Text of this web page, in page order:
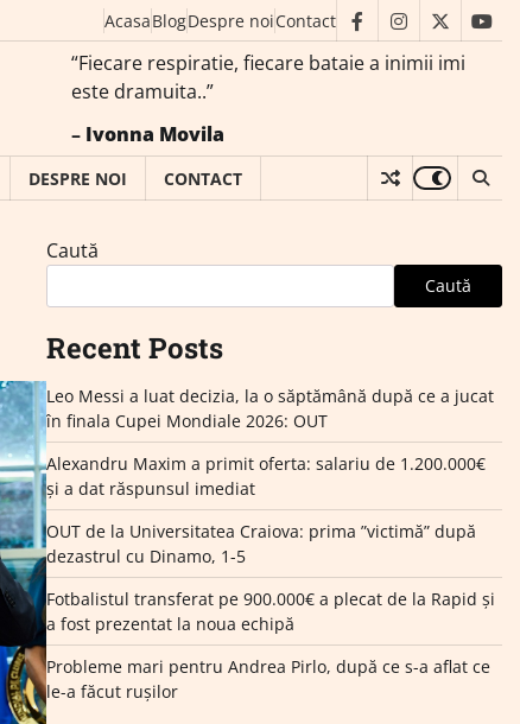
AcasaBlogDespre noiContact facebookinstagram
twitter
“Fiecare respiratie, fiecare bataie a inimii imi
este dramuita..”
– Ivonna Movila
DESPRE NOI CONTACT
Caută
Caută
Recent Posts
Leo Messi a luat decizia, la o săptămână după ce a jucat
în finala Cupei Mondiale 2026: OUT
Alexandru Maxim a primit oferta: salariu de 1.200.000€
și a dat răspunsul imediat
OUT de la Universitatea Craiova: prima ”victimă” după
dezastrul cu Dinamo, 1-5
Fotbalistul transferat pe 900.000€ a plecat de la Rapid și
a fost prezentat la noua echipă
Probleme mari pentru Andrea Pirlo, după ce s-a aflat ce
le-a făcut rușilor